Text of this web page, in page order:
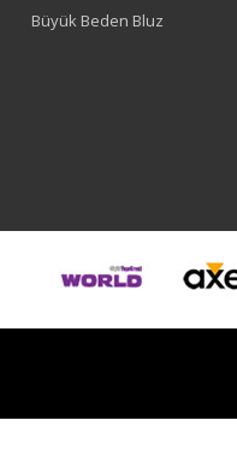
Büyük Beden Bluz